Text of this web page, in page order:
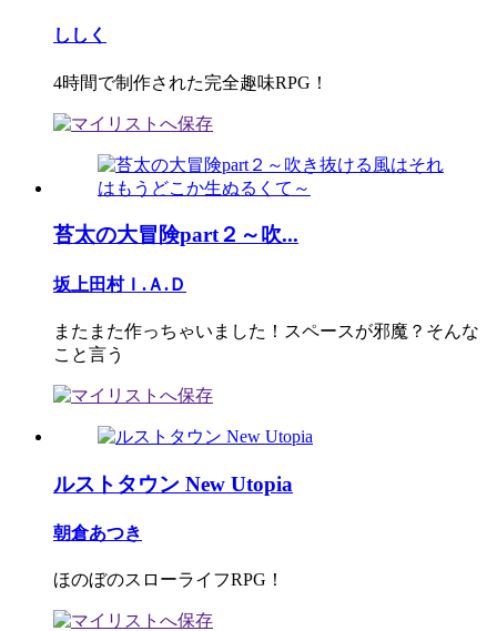
ししく
4時間で制作された完全趣味RPG！
苔太の大冒険part２～吹...
坂上田村Ｉ.Ａ.Ｄ
またまた作っちゃいました！スペースが邪魔？そんな
こと言う
ルストタウン New Utopia
朝倉あつき
ほのぼのスローライフRPG！